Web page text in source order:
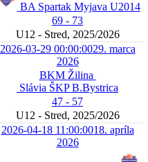
BA Spartak Myjava U2014
69 - 73
U12 - Stred, 2025/2026
2026-03-29 00:00:0029. marca
2026
BKM Žilina
Slávia ŠKP B.Bystrica
47 - 57
U12 - Stred, 2025/2026
2026-04-18 11:00:0018. apríla
2026